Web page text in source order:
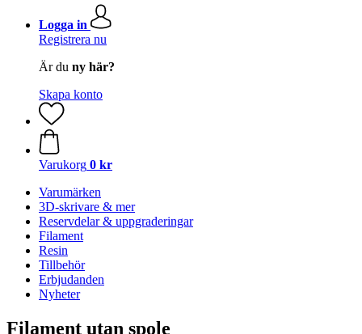
Logga in
Registrera nu
Är du ny här?
Skapa konto
Varukorg 0 kr
Varumärken
3D-skrivare & mer
Reservdelar & uppgraderingar
Filament
Resin
Tillbehör
Erbjudanden
Nyheter
Filament utan spole